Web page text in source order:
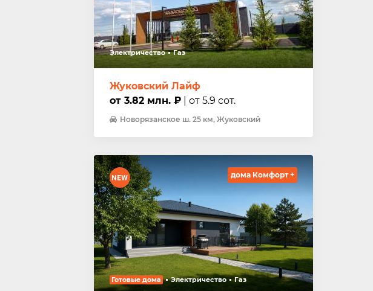
Электричество Газ
Жуковский Лайф
от 3.82 млн. ₽ | от 5.9 сот.
Новорязанское ш. 25 км, Жуковский
дома Комфорт +
Готовые дома Электричество Газ